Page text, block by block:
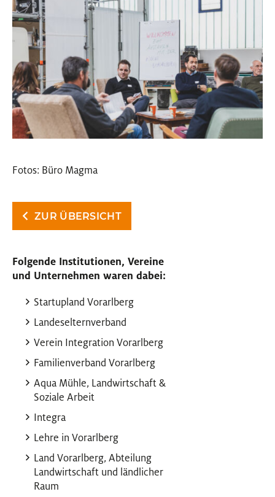
Fotos: Büro Magma
ZUR ÜBERSICHT
Folgende Institutionen, Vereine
und Unternehmen waren dabei:
Startupland Vorarlberg
Landeselternverband
Verein Integration Vorarlberg
Familienverband Vorarlberg
Aqua Mühle, Landwirtschaft &
Soziale Arbeit
Integra
Lehre in Vorarlberg
Land Vorarlberg, Abteilung
Landwirtschaft und ländlicher
Raum